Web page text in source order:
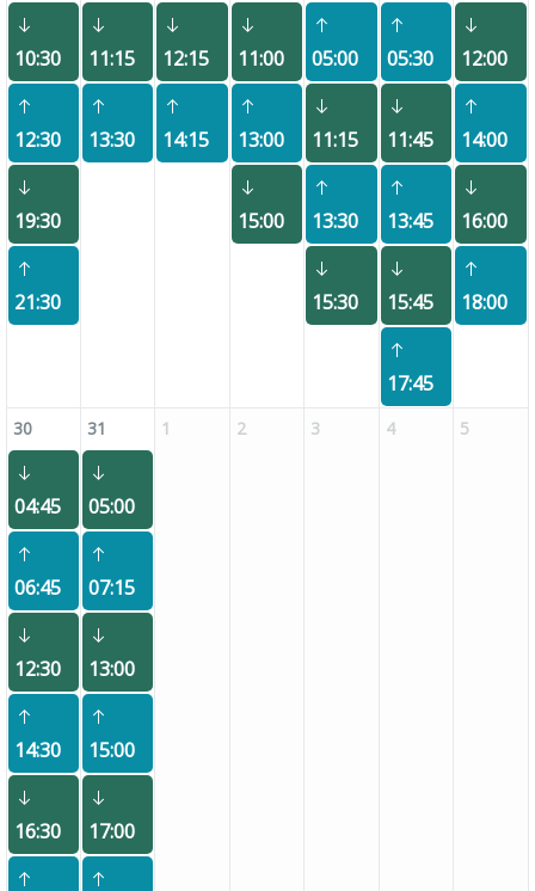
10:30
12:30
19:30
21:30
11:15
13:30
12:15
14:15
11:00
13:00
15:00
05:00
11:15
13:30
15:30
05:30
11:45
13:45
15:45
17:45
12:00
14:00
16:00
18:00
30
04:45
06:45
12:30
14:30
16:30
31
05:00
07:15
13:00
15:00
17:00
1 2 3 4 5